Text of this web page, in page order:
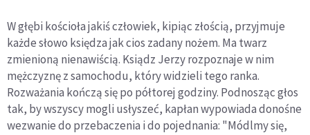
W głębi kościoła jakiś człowiek, kipiąc złością, przyjmuje
każde słowo księdza jak cios zadany nożem. Ma twarz
zmienioną nienawiścią. Ksiądz Jerzy rozpoznaje w nim
mężczyznę z samochodu, który widzieli tego ranka.
Rozważania kończą się po półtorej godziny. Podnosząc głos
tak, by wszyscy mogli usłyszeć, kapłan wypowiada donośne
wezwanie do przebaczenia i do pojednania: "Módlmy się,